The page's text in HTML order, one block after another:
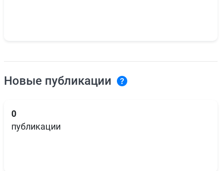
Новые публикации
0
публикации